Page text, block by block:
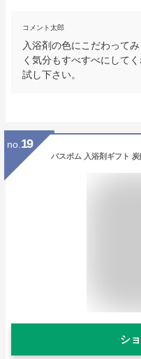
コメント太郎
入浴剤の色にこだわって
く気分もすべすべにして
試し下さい。
no. 19
シ